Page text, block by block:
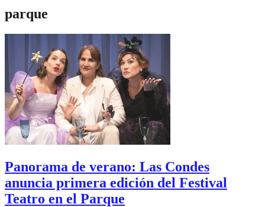
parque
Panorama de verano: Las Condes
anuncia primera edición del Festival
Teatro en el Parque